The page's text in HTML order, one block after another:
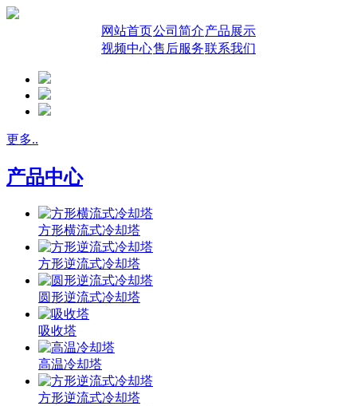
网站首页公司简介产品展示
视频中心售后服务联系我们
更多..
产品中心
方形横流式冷却塔
方形逆流式冷却塔
圆形逆流式冷却塔
吸收塔
高温冷却塔
方形逆流式冷却塔